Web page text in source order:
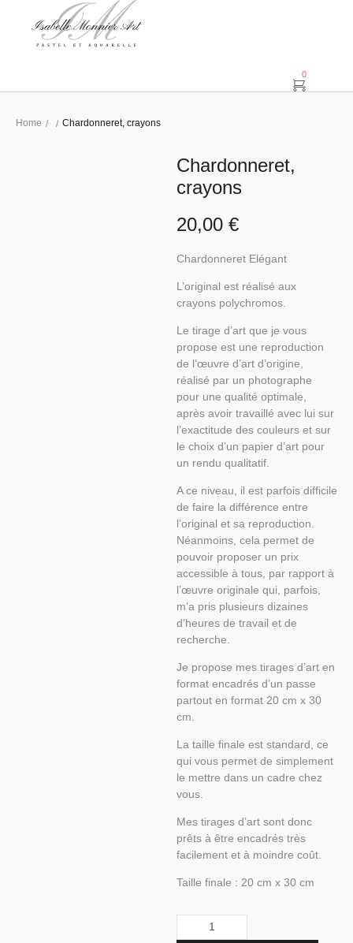
0
Home / / Chardonneret, crayons
Chardonneret,
crayons
20,00 €
Chardonneret Elégant
L’original est réalisé aux
crayons polychromos.
Le tirage d’art que je vous
propose est une reproduction
de l’œuvre d’art d’origine,
réalisé par un photographe
pour une qualité optimale,
après avoir travaillé avec lui sur
l’exactitude des couleurs et sur
le choix d’un papier d’art pour
un rendu qualitatif.
A ce niveau, il est parfois difficile
de faire la différence entre
l’original et sa reproduction.
Néanmoins, cela permet de
pouvoir proposer un prix
accessible à tous, par rapport à
l’œuvre originale qui, parfois,
m’a pris plusieurs dizaines
d’heures de travail et de
recherche.
Je propose mes tirages d’art en
format encadrés d’un passe
partout en format 20 cm x 30
cm.
La taille finale est standard, ce
qui vous permet de simplement
le mettre dans un cadre chez
vous.
Mes tirages d’art sont donc
prêts à être encadrés très
facilement et à moindre coût.
Taille finale : 20 cm x 30 cm